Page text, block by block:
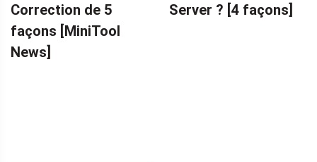
Correction de 5
façons [MiniTool
News]
Server ? [4 façons]